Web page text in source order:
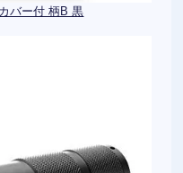
バー付 柄B 黒